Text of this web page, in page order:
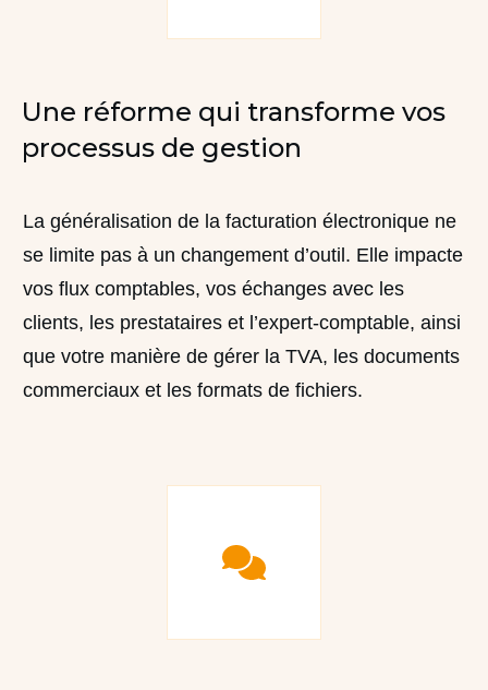
Une réforme qui transforme vos
processus de gestion
La généralisation de la facturation électronique ne
se limite pas à un changement d’outil. Elle impacte
vos flux comptables, vos échanges avec les
clients, les prestataires et l’expert-comptable, ainsi
que votre manière de gérer la TVA, les documents
commerciaux et les formats de fichiers.